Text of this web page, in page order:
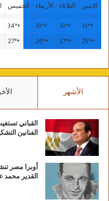
الاثنين
الثلاثاء الأربعاء الخميس
+
33°
+
33°
+
33°
+
34°
+
25°
+
27°
+
26°
+
27°
الأشهر
القباني
الفنانين
أوبرا مصر
القدير محمد